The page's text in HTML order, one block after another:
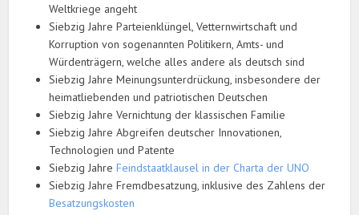
Weltkriege angeht
Siebzig Jahre Parteienklüngel, Vetternwirtschaft und
Korruption von sogenannten Politikern, Amts- und
Würdenträgern, welche alles andere als deutsch sind
Siebzig Jahre Meinungsunterdrückung, insbesondere der
heimatliebenden und patriotischen Deutschen
Siebzig Jahre Vernichtung der klassischen Familie
Siebzig Jahre Abgreifen deutscher Innovationen,
Technologien und Patente
Siebzig JahreFeindstaatklausel in der Charta der UNO
Siebzig Jahre Fremdbesatzung, inklusive des Zahlens der
Besatzungskosten